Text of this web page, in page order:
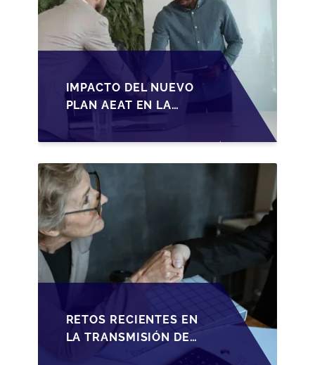
IMPACTO DEL NUEVO
PLAN AEAT EN LA
TRANSMISIÓN DE
PYMES ESPAÑOLAS
RETOS RECIENTES EN
LA TRANSMISIÓN DE
PYMES ESPAÑOLAS: